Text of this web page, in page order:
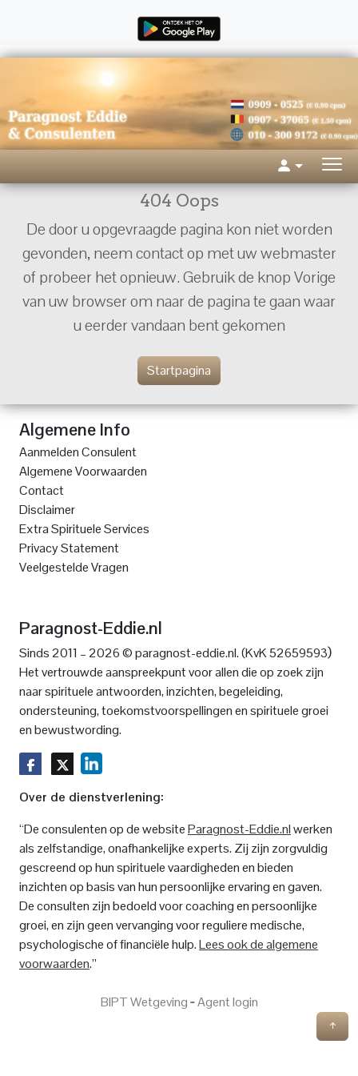
404 Oops
De door u opgevraagde pagina kon niet worden
gevonden, neem contact op met uw webmaster
of probeer het opnieuw. Gebruik de knop Vorige
van uw browser om naar de pagina te gaan waar
u eerder vandaan bent gekomen
Startpagina
Algemene Info
Aanmelden Consulent
Algemene Voorwaarden
Contact
Disclaimer
Extra Spirituele Services
Privacy Statement
Veelgestelde Vragen
Paragnost-Eddie.nl
Sinds 2011 – 2026 © paragnost-eddie.nl. (KvK 52659593)
Het vertrouwde aanspreekpunt voor allen die op zoek zijn
naar spirituele antwoorden, inzichten, begeleiding,
ondersteuning, toekomstvoorspellingen en spirituele groei
en bewustwording.
Over de dienstverlening:
“De consulenten op de websiteParagnost-Eddie.nlwerken
als zelfstandige, onafhankelijke experts. Zij zijn zorgvuldig
gescreend op hun spirituele vaardigheden en bieden
inzichten op basis van hun persoonlijke ervaring en gaven.
De consulten zijn bedoeld voor coaching en persoonlijke
groei, en zijn geen vervanging voor reguliere medische,
psychologische of financiële hulp.Lees ook de algemene
voorwaarden.”
BIPT Wetgeving‐Agent login